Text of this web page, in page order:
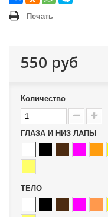
Печать
550 руб
Количество
ГЛАЗА И НИЗ ЛАПЫ
ТЕЛО